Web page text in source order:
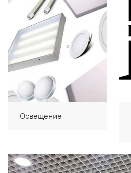
Освещение